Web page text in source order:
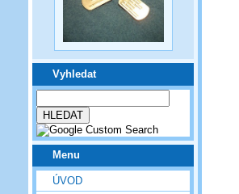
Vyhledat
Menu
ÚVOD